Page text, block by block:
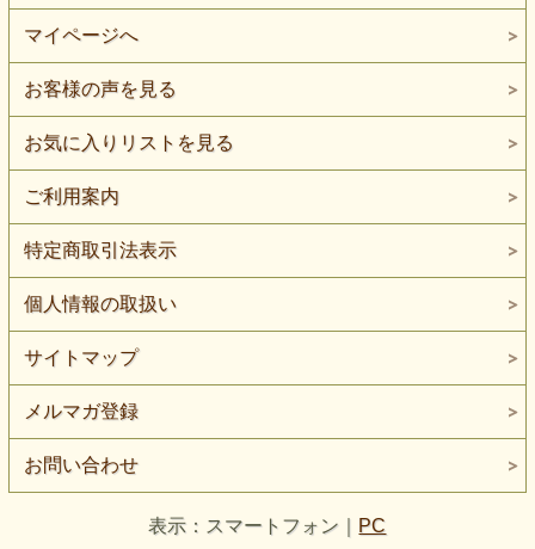
マイページへ
お客様の声を見る
お気に入りリストを見る
ご利用案内
特定商取引法表示
個人情報の取扱い
サイトマップ
メルマガ登録
お問い合わせ
表示：スマートフォン｜ PC